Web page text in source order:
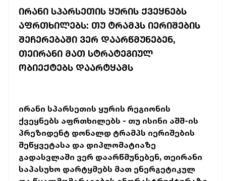
ᲘᲠᲐᲜᲘ ᲡᲞᲐᲠᲡᲔᲗᲘᲡ ᲧᲣᲠᲘᲡ ᲥᲕᲔᲧᲜᲔᲑᲡ
ᲐᲤᲠᲗᲮᲘᲚᲔᲑᲡ: ᲗᲣ ᲢᲠᲐᲛᲞᲡ ᲘᲔᲠᲘᲨᲔᲑᲘᲡ
ᲨᲔᲩᲔᲠᲔᲑᲐᲨᲘ ᲕᲔᲠ ᲓᲐᲐᲠᲬᲛᲣᲜᲔᲑᲔᲜ,
ᲗᲔᲘᲠᲐᲜᲘ ᲛᲐᲗ ᲡᲢᲠᲐᲢᲔᲒᲘᲣᲚ
ᲝᲑᲘᲔᲥᲢᲔᲑᲡ ᲓᲐᲐᲠᲢᲧᲐᲛᲡ
ირანი სპარსეთის ყურის რეგიონის
ქვეყნებს აფრთხილებს - თუ ისინი აშშ-ის
პრეზიდენტ დონალდ ტრამპს იერიშების
შეწყვეტასა და დიპლომატიაზე
გადასვლაში ვერ დაარწმუნებენ, თეირანი
საპასუხო დარტყმებს მათ ენერგეტიკულ